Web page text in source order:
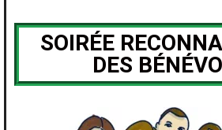
SOIRÉE
DES